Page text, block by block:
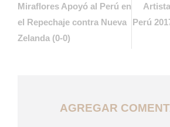
Miraflores Apoyó al Perú en
el Repechaje contra Nueva
Zelanda (0-0)
Perú
AGREGAR